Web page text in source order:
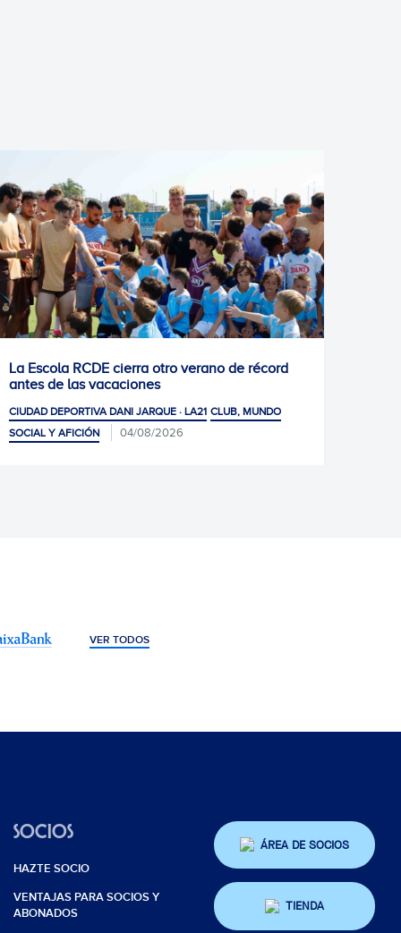
de récord
LA21 CLUB, MUNDO
1-1: Empate de mérito
VER TODOS
SOCIOS
HAZTE SOCIO
VENTAJAS PARA SOCIOS Y
ABONADOS
ÁREA DE SOCIOS
TIENDA